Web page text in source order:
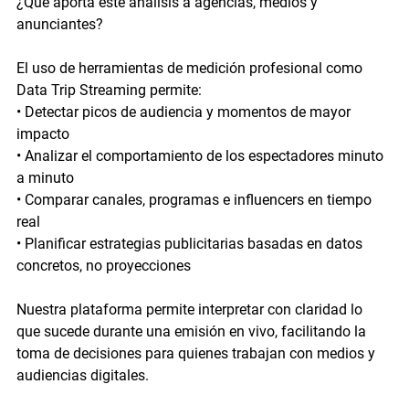
anunciantes?
El uso de herramientas de medición profesional como
Data Trip Streaming permite:
• Detectar picos de audiencia y momentos de mayor
impacto
• Analizar el comportamiento de los espectadores minuto
a minuto
• Comparar canales, programas e influencers en tiempo
real
• Planificar estrategias publicitarias basadas en datos
concretos, no proyecciones
Nuestra plataforma permite interpretar con claridad lo
que sucede durante una emisión en vivo, facilitando la
toma de decisiones para quienes trabajan con medios y
audiencias digitales.